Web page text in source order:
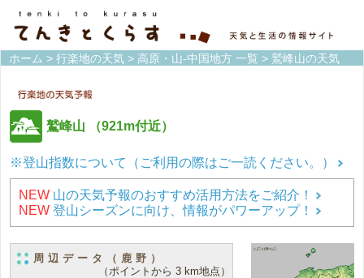
ホーム > 行楽地の天気 > 高原・山-中国地方 一覧 > 鷲峰山の天気
鷲峰山 （921m付近）
※登山指数について（ご利用の際はご一読ください。）
NEW 山の天気予報のおすすめ活用方法をご紹介！
NEW 登山シーズンに向け、情報がパワーアップ！
周辺データ（鹿野）
（ポイントから 3 km地点）